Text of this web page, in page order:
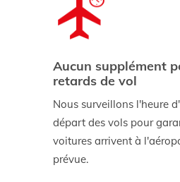
Aucun supplément
retards de vol
Nous surveillons l'heure
départ des vols pour
voitures arrivent à
prévue.